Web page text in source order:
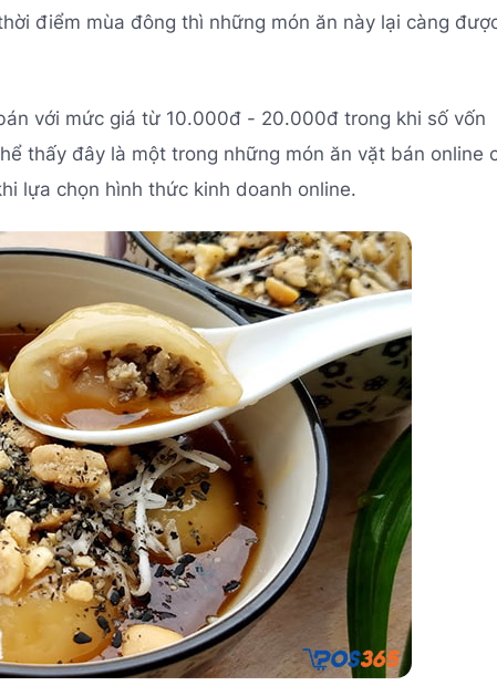
điểm mùa đông thì những món ăn này lại càng
với mức giá từ 10.000đ - 20.000đ trong khi số vốn
thấy đây là một trong những món ăn vặt bán online
lựa chọn hình thức kinh doanh online.